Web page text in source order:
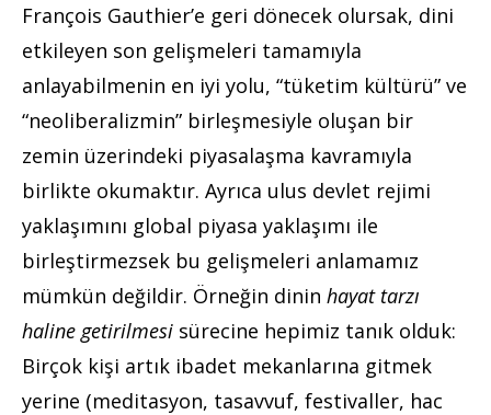
François Gauthier’e geri dönecek olursak, dini
etkileyen son gelişmeleri tamamıyla
anlayabilmenin en iyi yolu, “tüketim kültürü” ve
“neoliberalizmin” birleşmesiyle oluşan bir
zemin üzerindeki piyasalaşma kavramıyla
birlikte okumaktır. Ayrıca ulus devlet rejimi
yaklaşımını global piyasa yaklaşımı ile
birleştirmezsek bu gelişmeleri anlamamız
mümkün değildir. Örneğin dinin hayat tarzı
haline getirilmesi sürecine hepimiz tanık olduk:
Birçok kişi artık ibadet mekanlarına gitmek
yerine (meditasyon, tasavvuf, festivaller, hac